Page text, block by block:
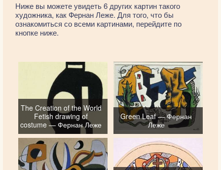
Ниже вы можете увидеть 6 других картин такого
художника, как Фернан Леже. Для того, что бы
ознакомиться со всеми картинами, перейдите по
кнопке ниже.
The Creation of the World
Fetish drawing of
costume — Фернан Леже
Green Leaf — Фернан
Леже